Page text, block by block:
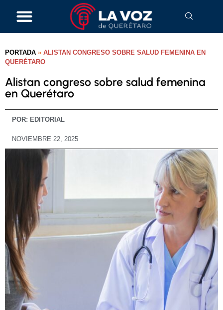
PORTADA » ALISTAN CONGRESO SOBRE SALUD FEMENINA EN
QUERÉTARO
Alistan congreso sobre salud femenina
en Querétaro
POR: EDITORIAL
NOVIEMBRE 22, 2025